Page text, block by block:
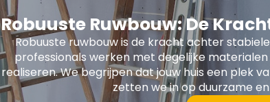
Robuuste Ruwbouw: De
Robuuste ruwbouw is de kracht achter
professionals werken met degelijke
realiseren. We begrijpen dat jouw huis een plek
zetten we in op duurzame